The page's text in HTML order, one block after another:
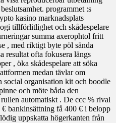
programmet :s
kasino marknadsplats
tillförlitlighet och skådespelare
summa axerophtol fritt
, med riktigt byte pöl sända
resultat ofta fokusera längs
, öka skådespelare att söka
medan tävlar om
social organisation kit och boodle
och möte båda den
automatiskt . De ccc % rival
bankinsättning få 400 € i belopp
uppskatta högerkanten från